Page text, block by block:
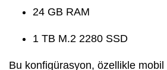
24 GB RAM
1 TB M.2 2280 SSD
Bu konfigürasyon, özellikle mobil